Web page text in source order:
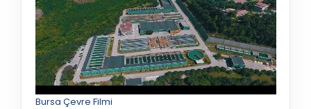
Bursa Çevre Filmi